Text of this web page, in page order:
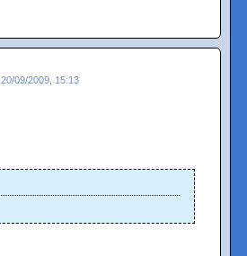
20/09/2009, 15:13